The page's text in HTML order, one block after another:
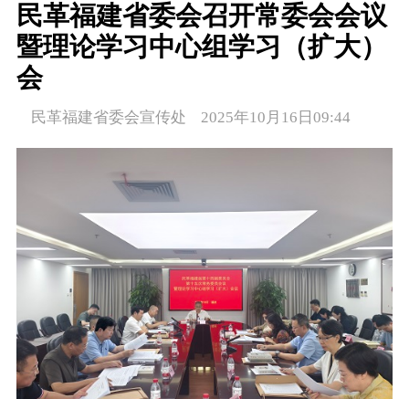
民革福建省委会召开常委会会议
暨理论学习中心组学习（扩大）
会
民革福建省委会宣传处 2025年10月16日09:44